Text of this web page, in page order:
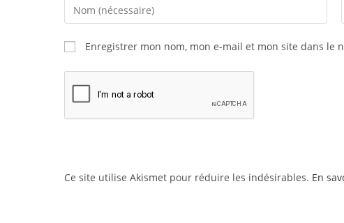
Enregistrer mon nom, mon e-mail et mon site dans le
Ce site utilise Akismet pour réduire les indésirables. En